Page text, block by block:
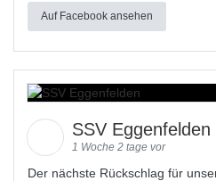
Auf Facebook ansehen
SSV Eggenfelden
1 Woche 2 tage vor
Der nächste Rückschlag für